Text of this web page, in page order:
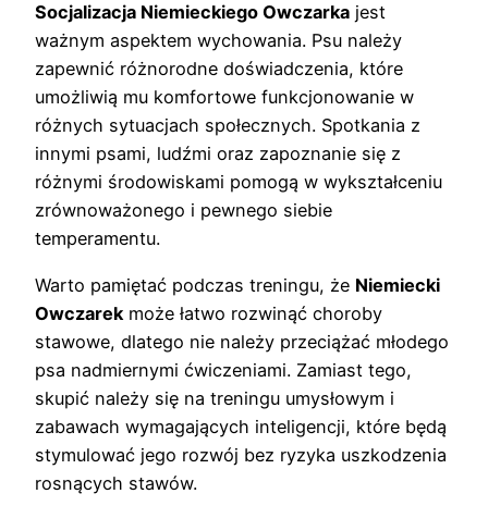
Socjalizacja Niemieckiego Owczarka jest
ważnym aspektem wychowania. Psu należy
zapewnić różnorodne doświadczenia, które
umożliwią mu komfortowe funkcjonowanie w
różnych sytuacjach społecznych. Spotkania z
innymi psami, ludźmi oraz zapoznanie się z
różnymi środowiskami pomogą w wykształceniu
zrównoważonego i pewnego siebie
temperamentu.
Warto pamiętać podczas treningu, że Niemiecki
Owczarek może łatwo rozwinąć choroby
stawowe, dlatego nie należy przeciążać młodego
psa nadmiernymi ćwiczeniami. Zamiast tego,
skupić należy się na treningu umysłowym i
zabawach wymagających inteligencji, które będą
stymulować jego rozwój bez ryzyka uszkodzenia
rosnących stawów.